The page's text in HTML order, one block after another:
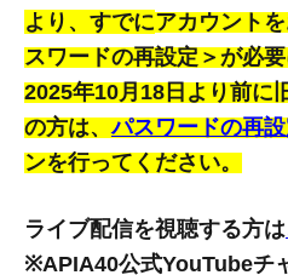
より、すでにアカウント
スワードの再設定＞が必要
2025年10月18日より前に
の方は、パスワードの再
ンを行ってください。
ライブ配信を視聴する方は
※APIA40公式YouTubeチ